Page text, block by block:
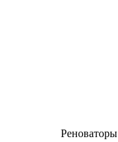
Реноваторы